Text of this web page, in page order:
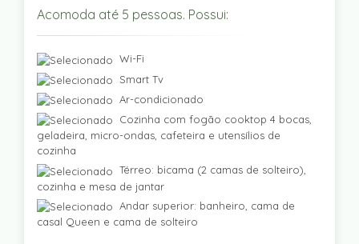
Acomoda até 5 pessoas. Possui:
Wi-Fi
Smart Tv
Ar-condicionado
Cozinha com fogão cooktop 4 bocas,
geladeira, micro-ondas, cafeteira e utensílios de
cozinha
Térreo: bicama (2 camas de solteiro),
cozinha e mesa de jantar
Andar superior: banheiro, cama de
casal Queen e cama de solteiro